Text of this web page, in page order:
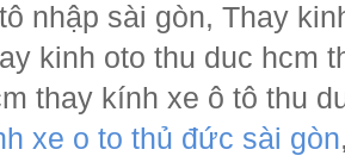
nhập sài gòn, Thay
kinh oto thu duc hcm
thay kính xe ô tô thu
xe o to thủ đức sài gòn